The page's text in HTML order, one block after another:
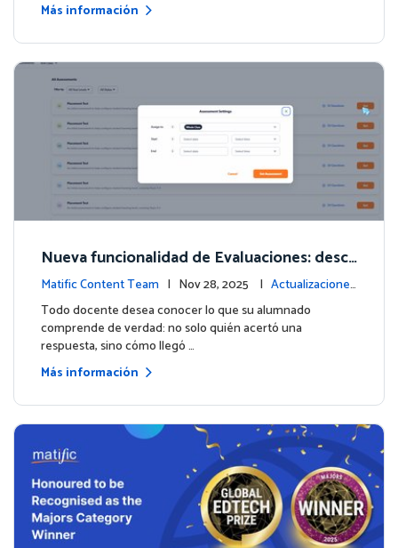
Más información
Nueva funcionalidad de Evaluaciones: descu
bre lo que tus alumnos realmente saben
Matific Content Team | Nov 28, 2025 | Actualizaciones
de contenido
Todo docente desea conocer lo que su alumnado
comprende de verdad: no solo quién acertó una
respuesta, sino cómo llegó …
Más información